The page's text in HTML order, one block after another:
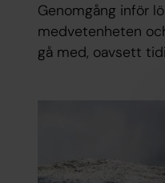
Genomgång inför
medvetenheten
gå med, oavsett